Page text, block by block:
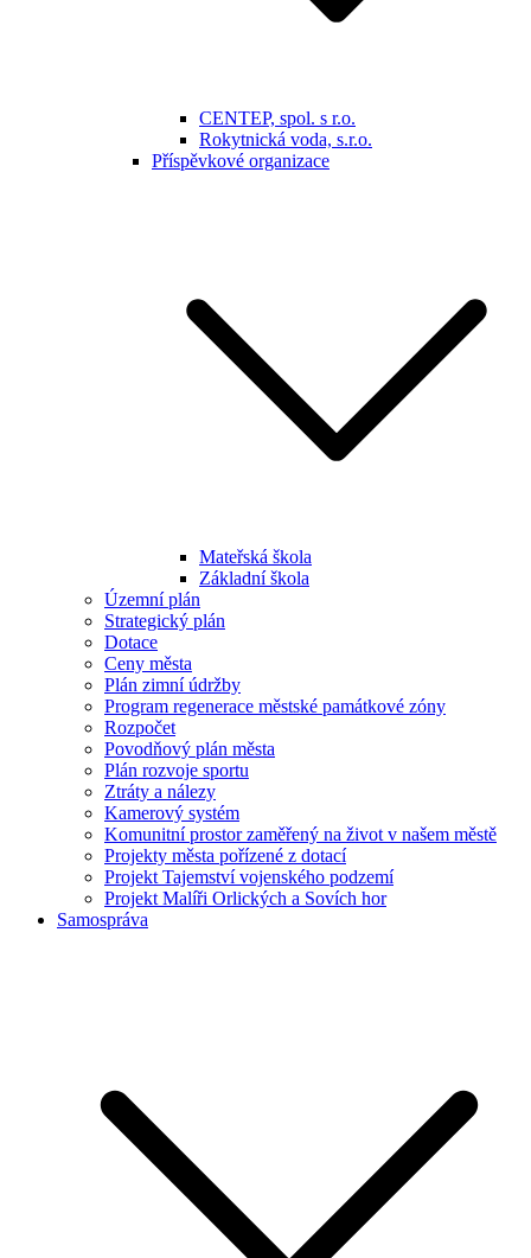
CENTEP, spol. s r.o.
Rokytnická voda, s.r.o.
Příspěvkové organizace
Mateřská škola
Základní škola
Územní plán
Strategický plán
Dotace
Ceny města
Plán zimní údržby
Program regenerace městské památkové zóny
Rozpočet
Povodňový plán města
Plán rozvoje sportu
Ztráty a nálezy
Kamerový systém
Komunitní prostor zaměřený na život v našem městě
Projekty města pořízené z dotací
Projekt Tajemství vojenského podzemí
Projekt Malíři Orlických a Sovích hor
Samospráva